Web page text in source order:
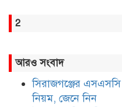
2
আরও সংবাদ
সিরাজগঞ্জের
নিয়ম, জেনে নিন